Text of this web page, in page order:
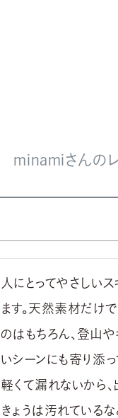
minamiさんの
人にとってやさしい
ます。天然素材だけ
のはもちろん、登山
いシーンにも寄り添っ
軽くて漏れないから
きょうは汚れている